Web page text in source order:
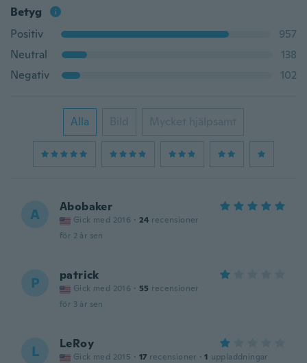
Betyg
Positiv
957
Neutral
138
Negativ
102
Alla Bild Mycket hjälpsamt
A Abobaker
Gick med 2016 · 24 recensioner
för 2 år sen
P patrick
Gick med 2016 · 55 recensioner
för 3 år sen
L LeRoy
Gick med 2015 · 17 recensioner · 1 uppladdningar